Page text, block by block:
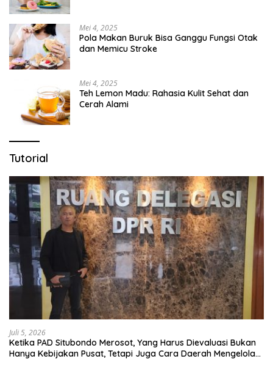
Mei 4, 2025
Pola Makan Buruk Bisa Ganggu Fungsi Otak
dan Memicu Stroke
Mei 4, 2025
Teh Lemon Madu: Rahasia Kulit Sehat dan
Cerah Alami
Tutorial
Juli 5, 2026
Ketika PAD Situbondo Merosot, Yang Harus Dievaluasi Bukan
Hanya Kebijakan Pusat, Tetapi Juga Cara Daerah Mengelola